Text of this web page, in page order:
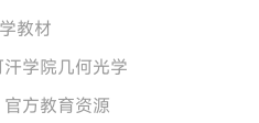
教材
学院几何光学
方教育资源